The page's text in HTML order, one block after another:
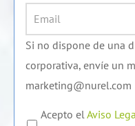
Si no dispone de una
corporativa, envíe un
marketing@nurel.com
Acepto el Aviso